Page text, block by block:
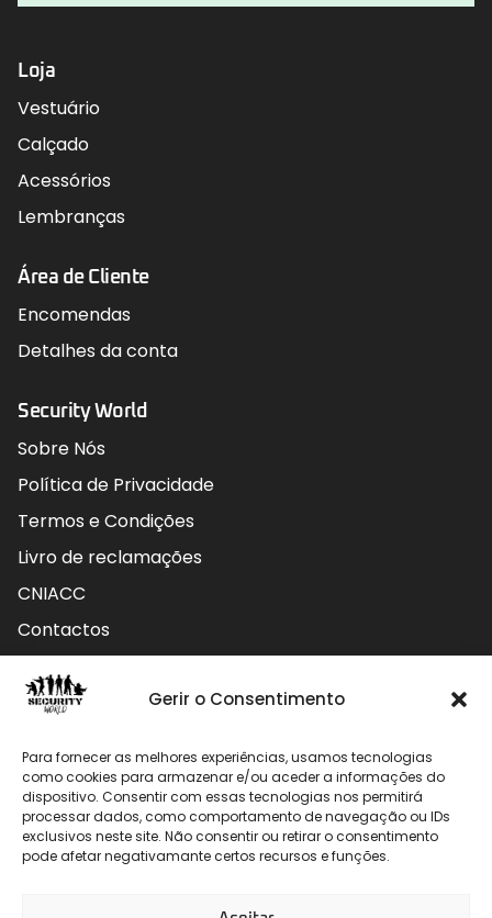
Gerir o Consentimento
Para fornecer as melhores experiências, usamos tecnologias
como cookies para armazenar e/ou aceder a informações do
dispositivo. Consentir com essas tecnologias nos permitirá
processar dados, como comportamento de navegação ou IDs
exclusivos neste site. Não consentir ou retirar o consentimento
pode afetar negativamante certos recursos e funções.
Loja
Vestuário
Calçado
Acessórios
Lembranças
Área de Cliente
Encomendas
Detalhes da conta
Security World
Sobre Nós
Política de Privacidade
Termos e Condições
Livro de reclamações
CNIACC
Contactos
Contactos
912 009 740 (Chamada para rede móvel nacional)
geral@securityworld.pt